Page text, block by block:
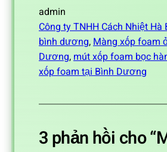
admin
Công ty TNHH Cách Nhiệt Hà
bình dương, Màng xốp foam
Dương, mút xốp foam bọc
xốp foam tại Bình Dương
3 phản hồi cho